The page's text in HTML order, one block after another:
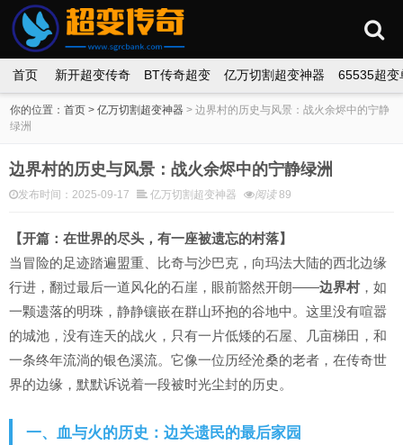
首页 新开超变传奇 BT传奇超变 亿万切割超变神器 65535超变
你的位置：首页 >亿万切割超变神器 > 边界村的历史与风景：战火余烬中的宁静
绿洲
边界村的历史与风景：战火余烬中的宁静绿洲
发布时间：2025-09-17 亿万切割超变神器 阅读 89
【开篇：在世界的尽头，有一座被遗忘的村落】
当冒险的足迹踏遍盟重、比奇与沙巴克，向玛法大陆的西北边缘
行进，翻过最后一道风化的石崖，眼前豁然开朗——边界村，如
一颗遗落的明珠，静静镶嵌在群山环抱的谷地中。这里没有喧嚣
的城池，没有连天的战火，只有一片低矮的石屋、几亩梯田，和
一条终年流淌的银色溪流。它像一位历经沧桑的老者，在传奇世
界的边缘，默默诉说着一段被时光尘封的历史。
一、血与火的历史：边关遗民的最后家园